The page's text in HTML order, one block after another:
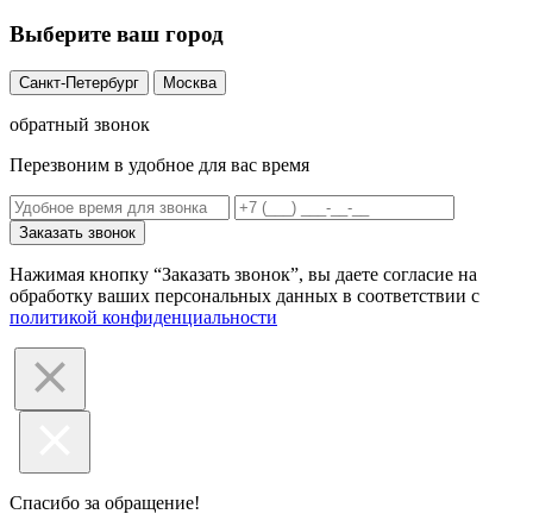
Выберите ваш город
Санкт-Петербург Москва
обратный звонок
Перезвоним в удобное для вас время
Заказать звонок
Нажимая кнопку “Заказать звонок”, вы даете согласие на
обработку ваших персональных данных в соответствии с
политикой конфиденциальности
Спасибо за обращение!